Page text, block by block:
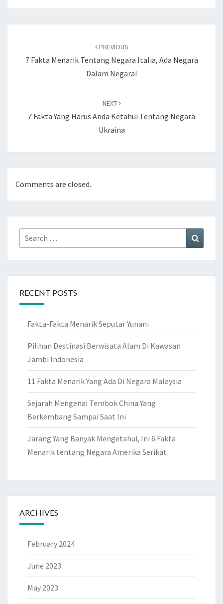
PREVIOUS
7 Fakta Menarik Tentang Negara Italia, Ada Negara
Dalam Negara!
NEXT
7 Fakta Yang Harus Anda Ketahui Tentang Negara
Ukraina
Comments are closed.
Search
for:
RECENT POSTS
Fakta-Fakta Menarik Seputar Yunani
Pilihan Destinasi Berwisata Alam Di Kawasan
Jambi Indonesia
11 Fakta Menarik Yang Ada Di Negara Malaysia
Sejarah Mengenai Tembok China Yang
Berkembang Sampai Saat Ini
Jarang Yang Banyak Mengetahui, Ini 6 Fakta
Menarik tentang Negara Amerika Serikat
ARCHIVES
February 2024
June 2023
May 2023